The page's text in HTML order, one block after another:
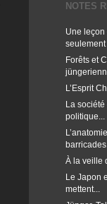
NOTES
Une leçon
seulement
Forêts et
L’Esprit
La
politique...
À la veille
Le Japon
mettent...